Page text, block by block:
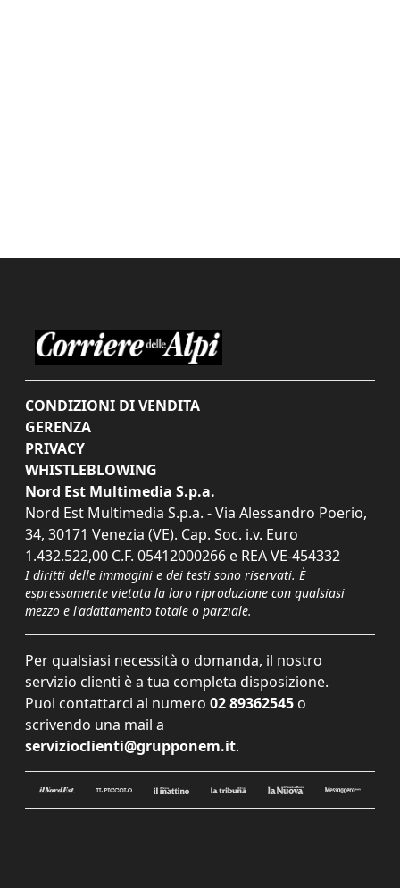
CONDIZIONI DI VENDITA
GERENZA
PRIVACY
WHISTLEBLOWING
Nord Est Multimedia S.p.a.
Nord Est Multimedia S.p.a. - Via Alessandro Poerio,
34, 30171 Venezia (VE). Cap. Soc. i.v. Euro
1.432.522,00 C.F. 05412000266 e REA VE-454332
I diritti delle immagini e dei testi sono riservati. È
espressamente vietata la loro riproduzione con qualsiasi
mezzo e l'adattamento totale o parziale.
Per qualsiasi necessità o domanda, il nostro
servizio clienti è a tua completa disposizione.
Puoi contattarci al numero 02 89362545 o
scrivendo una mail a
servizioclienti@grupponem.it.